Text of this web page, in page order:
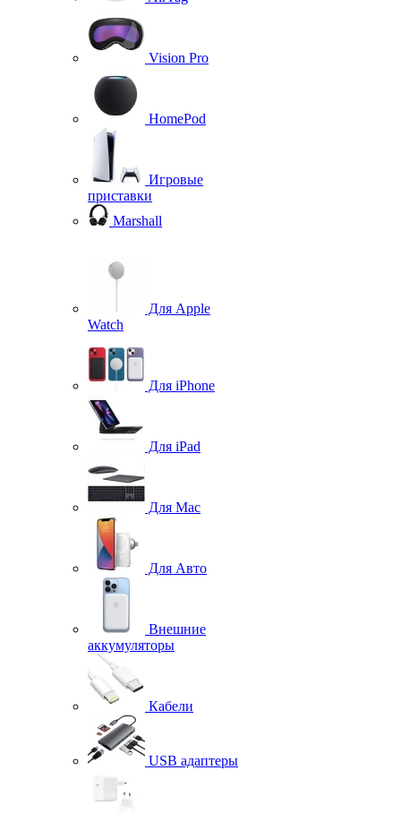
Vision Pro
HomePod
Игровые
приставки
Marshall
Для Apple
Watch
Для iPhone
Для iPad
Для Mac
Для Авто
Внешние
аккумуляторы
Кабели
USB адаптеры